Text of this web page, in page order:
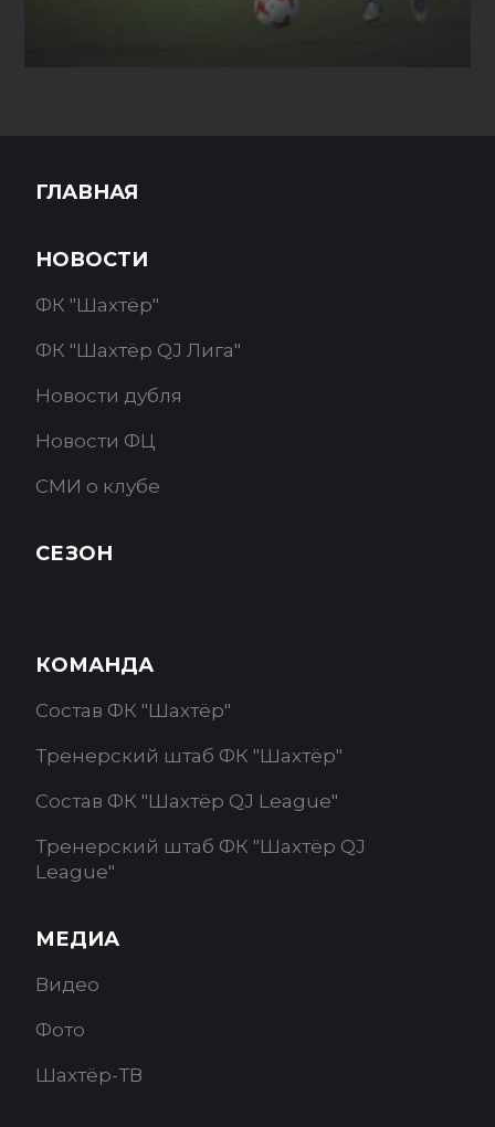
ГЛАВНАЯ
НОВОСТИ
ФК "Шахтёр"
ФК "Шахтёр QJ Лига"
Новости дубля
Новости ФЦ
СМИ о клубе
СЕЗОН
КОМАНДА
Состав ФК "Шахтёр"
Тренерский штаб ФК "Шахтёр"
Состав ФК "Шахтёр QJ League"
Тренерский штаб ФК "Шахтёр QJ
League"
МЕДИА
Видео
Фото
Шахтёр-ТВ